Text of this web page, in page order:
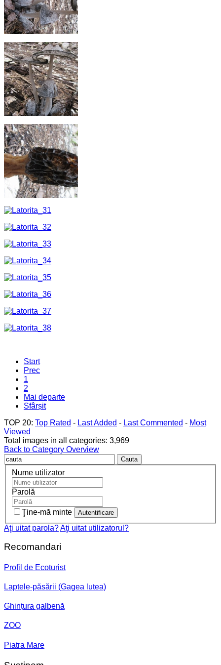
Start
Prec
1
2
Mai departe
Sfârșit
TOP 20: Top Rated - Last Added - Last Commented - Most
Viewed
Total images in all categories: 3,969
Back to Category Overview
Cauta
Nume utilizator
Parolă
Ţine-mă minte
Aţi uitat parola?Aţi uitat utilizatorul?
Recomandari
Profil de Ecoturist
Laptele-păsării (Gagea lutea)
Ghințura galbenă
ZOO
Piatra Mare